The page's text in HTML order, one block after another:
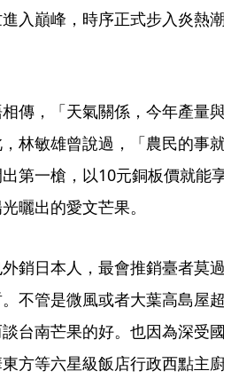
入巔峰，時序正式步入炎熱潮
傳，「天氣關係，今年產量與
林敏雄曾說過，「農民的事就
第一槍，以10元銅板價就能享
曬出的愛文芒果。
銷日本人，最會推銷臺者莫過
不管是微風或者大葉高島屋超
台南芒果的好。也因為深受國
方等六星級飯店行政西點主廚